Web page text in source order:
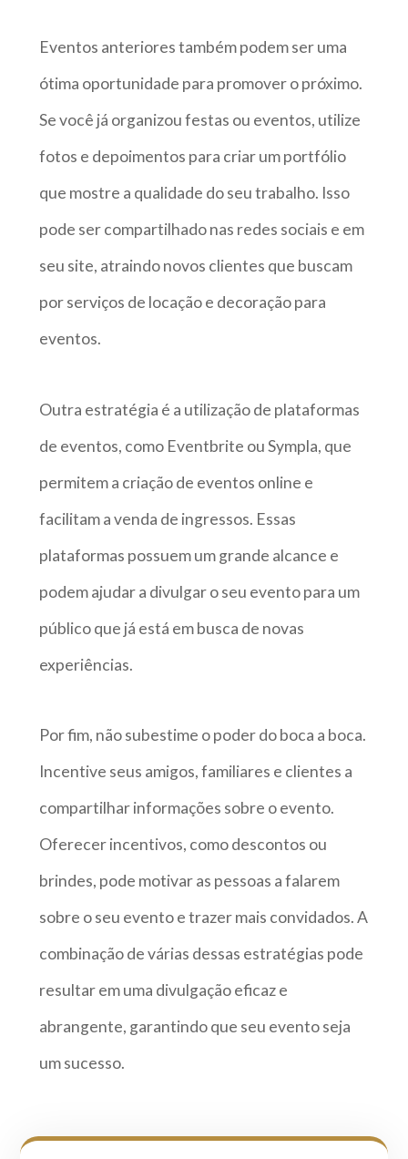
Eventos anteriores também podem ser uma
ótima oportunidade para promover o próximo.
Se você já organizou festas ou eventos, utilize
fotos e depoimentos para criar um portfólio
que mostre a qualidade do seu trabalho. Isso
pode ser compartilhado nas redes sociais e em
seu site, atraindo novos clientes que buscam
por serviços de locação e decoração para
eventos.
Outra estratégia é a utilização de plataformas
de eventos, como Eventbrite ou Sympla, que
permitem a criação de eventos online e
facilitam a venda de ingressos. Essas
plataformas possuem um grande alcance e
podem ajudar a divulgar o seu evento para um
público que já está em busca de novas
experiências.
Por fim, não subestime o poder do boca a boca.
Incentive seus amigos, familiares e clientes a
compartilhar informações sobre o evento.
Oferecer incentivos, como descontos ou
brindes, pode motivar as pessoas a falarem
sobre o seu evento e trazer mais convidados. A
combinação de várias dessas estratégias pode
resultar em uma divulgação eficaz e
abrangente, garantindo que seu evento seja
um sucesso.